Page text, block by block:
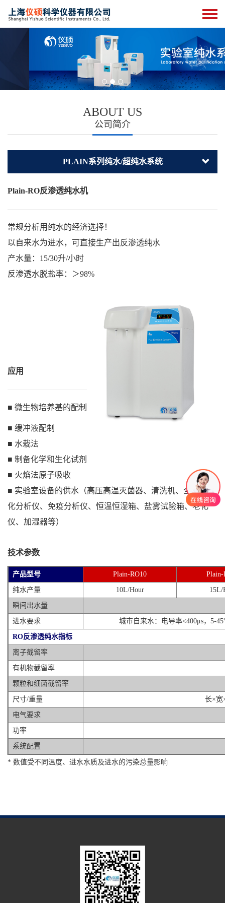
ABOUT US
公司简介
PLAIN系列纯水/超纯水系统
Plain-RO反渗透纯水机
常规分析用纯水的经济选择！
以自来水为进水，可直接生产出反渗透纯水
产水量：15/30升/小时
反渗透水脱盐率：＞98%
应用
■ 微生物培养基的配制
■ 缓冲液配制
■ 水栽法
■ 制备化学和生化试剂
■ 火焰法原子吸收
■ 实验室设备的供水（高压高温灭菌器、清洗机、全自动生
化分析仪、免疫分析仪、恒温恒湿箱、盐雾试验箱、老化
仪、加湿器等）
技术参数
产品型号 Plain-RO10 Plain-
纯水产量 10L/Hour 15L/
瞬间出水量
进水要求 城市自来水：电导率<400μs，5-
RO反渗透纯水指标
离子截留率
有机物截留率
颗粒和细菌截留率
尺寸/重量 长×宽
电气要求
功率
系统配置
* 数值受不同温度、进水水质及进水的污染总量影响